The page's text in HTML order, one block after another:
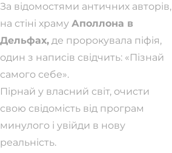
За відомостями античних авторів,
на стіні храму Аполлона в
Дельфах, де пророкувала піфія,
один з написів свідчить: «Пізнай
самого себе».
Пірнай у власний світ, очисти
свою свідомість від програм
минулого і увійди в нову
реальність.